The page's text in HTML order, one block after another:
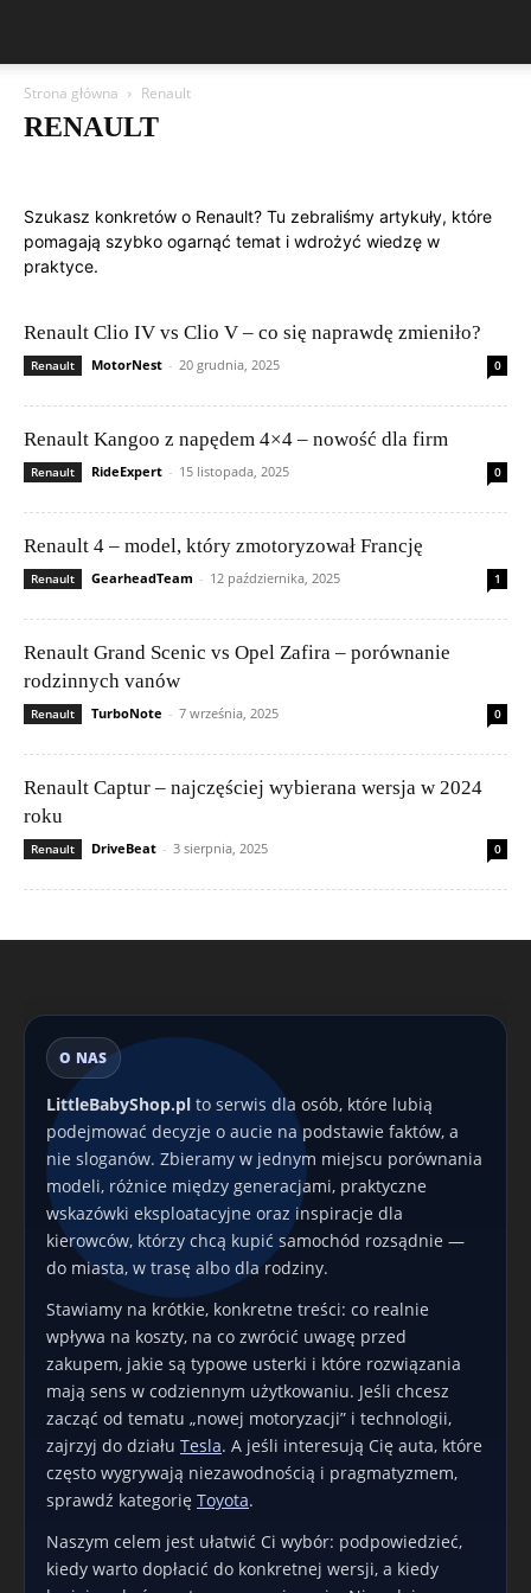
Strona główna Renault
RENAULT
Ford
Geely Honda Hyundai Jeep Kia
Lamborghini
Lexus
Maserati Mazda Mercedes-Benz Mitsubishi
Peugeot
Szukasz konkretów o Renault? Tu zebraliśmy artykuły, które
pomagają szybko ogarnąć temat i wdrożyć wiedzę w
praktyce.
Renault Clio IV vs Clio V – co się naprawdę zmieniło?
Renault MotorNest - 20 grudnia, 2025 0
Renault Kangoo z napędem 4×4 – nowość dla firm
Renault RideExpert - 15 listopada, 2025 0
Renault 4 – model, który zmotoryzował Francję
Renault GearheadTeam - 12 października, 2025 1
Renault Grand Scenic vs Opel Zafira – porównanie
rodzinnych vanów
Renault TurboNote - 7 września, 2025 0
Renault Captur – najczęściej wybierana wersja w 2024
roku
Renault DriveBeat - 3 sierpnia, 2025 0
O NAS
LittleBabyShop.pl to serwis dla osób, które lubią
podejmować decyzje o aucie na podstawie faktów, a
nie sloganów. Zbieramy w jednym miejscu porównania
modeli, różnice między generacjami, praktyczne
wskazówki eksploatacyjne oraz inspiracje dla
kierowców, którzy chcą kupić samochód rozsądnie —
do miasta, w trasę albo dla rodziny.
Stawiamy na krótkie, konkretne treści: co realnie
wpływa na koszty, na co zwrócić uwagę przed
zakupem, jakie są typowe usterki i które rozwiązania
mają sens w codziennym użytkowaniu. Jeśli chcesz
zacząć od tematu „nowej motoryzacji” i technologii,
zajrzyj do działu Tesla. A jeśli interesują Cię auta, które
często wygrywają niezawodnością i pragmatyzmem,
sprawdź kategorię Toyota.
Naszym celem jest ułatwić Ci wybór: podpowiedzieć,
kiedy warto dopłacić do konkretnej wersji, a kiedy